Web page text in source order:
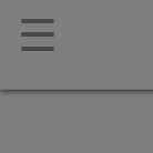
☰